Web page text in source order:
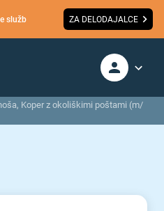
služb ZA DELODAJALCE
Koper z okoliškimi poštami (m/